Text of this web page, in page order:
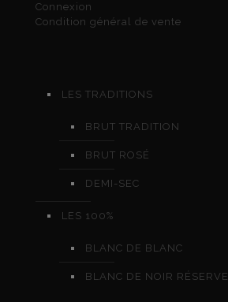
Connexion
Condition général de vente
LES TRADITIONS
BRUT TRADITION
BRUT ROSÉ
DEMI-SEC
LES 100%
BLANC DE BLANC
BLANC DE NOIR RÉSERVE